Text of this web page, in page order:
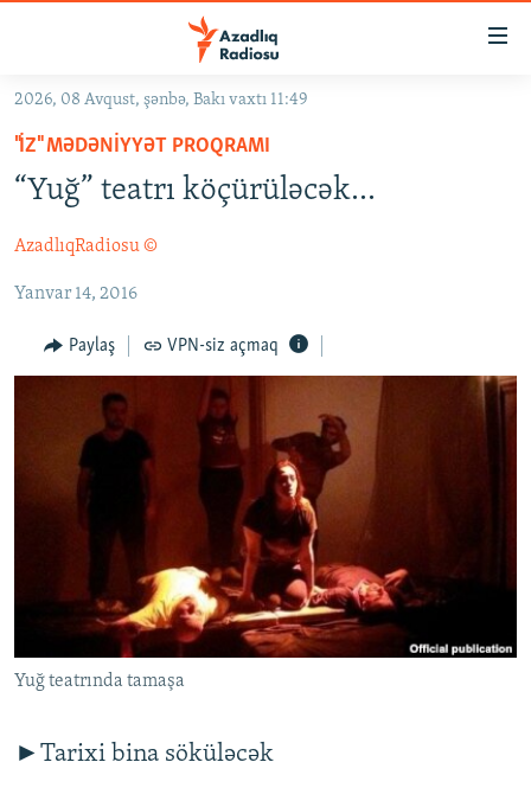
Əsas
qayıt
Əsas
naviqasiyaya
qayıt
keç
GÜNDƏM
#İZAHLA
KORRUPSIOMETR
#ƏSLINDƏ
FƏRQƏ BAX
QANUNI DOĞRU
ARAŞDIRMA
MULTIMEDIA
VIDEO
FOTOQALEREYA
KARIKATURA
RADIO ARXIV
AZƏRBAYCAN ƏDƏBIYYATI KITABXANASI
İSLAM VƏ DEMOKRATIYA
İZ - MƏDƏNIYYƏT PROQRAMI
PEŞƏ ETIKASI VƏ JURNALISTIKA STANDARTLARIMIZ
MATERIALLARIMIZDAN ISTIFADƏ
AZADLIQRADIOSU MOBIL TELEFONUNUZDA
XƏBƏR BÜLLETENLƏRIMIZ
RFE/RL-in bütün saytları
2026, 08 Avqust, şənbə, Bakı vaxtı 11:49
"İZ" MƏDƏNIYYƏT PROQRAMI
“Yuğ” teatrı köçürüləcək...
AzadlıqRadiosu ©
Yanvar 14, 2016
Paylaş VPN-siz açmaq
Yuğ teatrında tamaşa
►Tarixi bina söküləcək